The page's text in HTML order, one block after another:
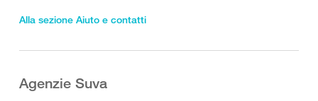
Alla sezione Aiuto e contatti
Agenzie Suva